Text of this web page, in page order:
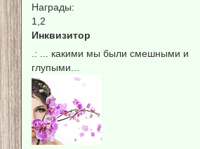
Награды:
1,2
Инквизитор
.: ... какими мы были смешными и
глупыми...